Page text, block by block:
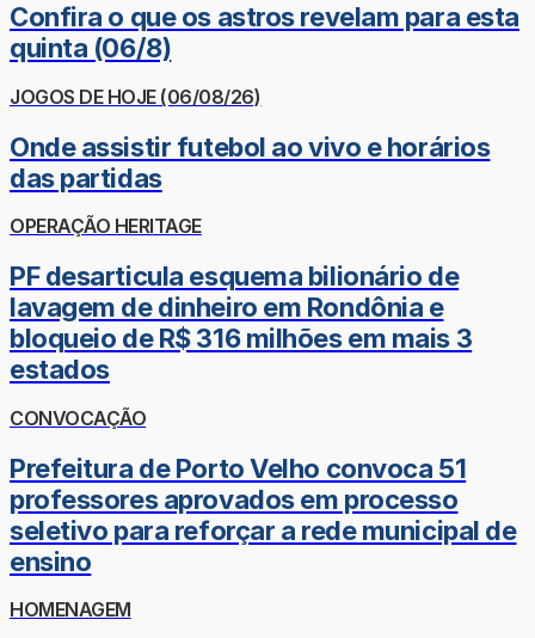
Confira o que os astros revelam para esta
quinta (06/8)
JOGOS DE HOJE (06/08/26)
Onde assistir futebol ao vivo e horários
das partidas
OPERAÇÃO HERITAGE
PF desarticula esquema bilionário de
lavagem de dinheiro em Rondônia e
bloqueio de R$ 316 milhões em mais 3
estados
CONVOCAÇÃO
Prefeitura de Porto Velho convoca 51
professores aprovados em processo
seletivo para reforçar a rede municipal de
ensino
HOMENAGEM